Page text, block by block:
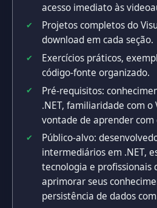
acesso imediato às
Projetos completos do
download em cada seção.
Exercícios práticos,
código-fonte organizado.
Pré-requisitos:
.NET, familiaridade com o
vontade de aprender com
Público-alvo:
intermediários em .NET,
tecnologia e profissionais
aprimorar seus
persistência de dados com